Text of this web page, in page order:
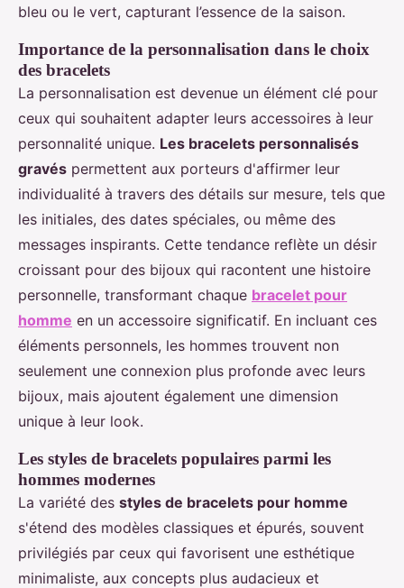
bleu ou le vert, capturant l’essence de la saison.
Importance de la personnalisation dans le choix
des bracelets
La personnalisation est devenue un élément clé pour
ceux qui souhaitent adapter leurs accessoires à leur
personnalité unique. Les bracelets personnalisés
gravés permettent aux porteurs d'affirmer leur
individualité à travers des détails sur mesure, tels que
les initiales, des dates spéciales, ou même des
messages inspirants. Cette tendance reflète un désir
croissant pour des bijoux qui racontent une histoire
personnelle, transformant chaque bracelet pour
homme en un accessoire significatif. En incluant ces
éléments personnels, les hommes trouvent non
seulement une connexion plus profonde avec leurs
bijoux, mais ajoutent également une dimension
unique à leur look.
Les styles de bracelets populaires parmi les
hommes modernes
La variété des styles de bracelets pour homme
s'étend des modèles classiques et épurés, souvent
privilégiés par ceux qui favorisent une esthétique
minimaliste, aux concepts plus audacieux et